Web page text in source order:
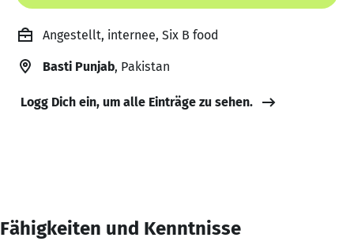
Angestellt, internee, Six B food
Basti Punjab, Pakistan
Logg Dich ein, um alle Einträge zu sehen.
Fähigkeiten und Kenntnisse